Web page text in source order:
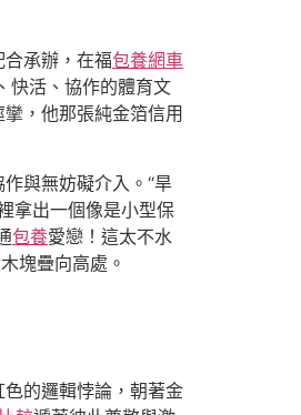
合承辦，在福包養網車
快活、協作的體育文
，他那張純金箔信用
作與無妨礙介入。“旱
拿出一個像是小型保
包養愛戀！這太不水
塊疊向高處。
的邏輯悖論，朝著金